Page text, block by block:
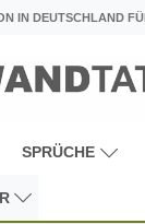
IN DEUTSCHLAND
SPRÜCHE